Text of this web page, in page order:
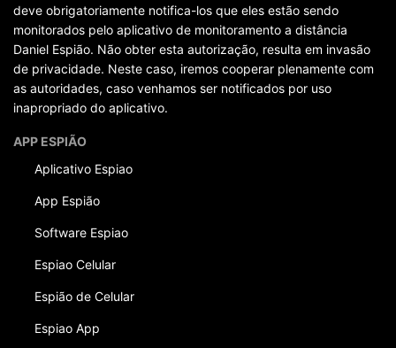
deve obrigatoriamente notifica-los que eles estão sendo
monitorados pelo aplicativo de monitoramento a distância
Daniel Espião. Não obter esta autorização, resulta em invasão
de privacidade. Neste caso, iremos cooperar plenamente com
as autoridades, caso venhamos ser notificados por uso
inapropriado do aplicativo.
APP ESPIÃO
Aplicativo Espiao
App Espião
Software Espiao
Espiao Celular
Espião de Celular
Espiao App